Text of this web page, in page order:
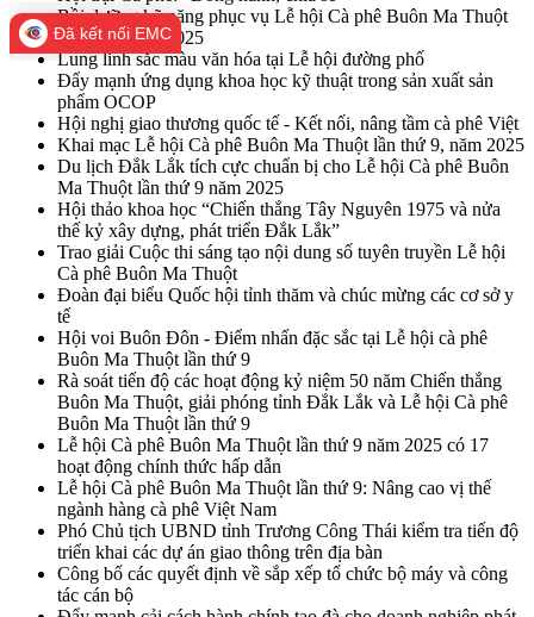
Bồi dưỡng kỹ năng phục vụ Lễ hội Cà phê Buôn Ma Thuột
lần thứ 9 năm 2025
Lung linh sắc màu văn hóa tại Lễ hội đường phố
Đẩy mạnh ứng dụng khoa học kỹ thuật trong sản xuất sản
phẩm OCOP
Hội nghị giao thương quốc tế - Kết nối, nâng tầm cà phê Việt
Khai mạc Lễ hội Cà phê Buôn Ma Thuột lần thứ 9, năm 2025
Du lịch Đắk Lắk tích cực chuẩn bị cho Lễ hội Cà phê Buôn
Ma Thuột lần thứ 9 năm 2025
Hội thảo khoa học “Chiến thắng Tây Nguyên 1975 và nửa
thế kỷ xây dựng, phát triển Đắk Lắk”
Trao giải Cuộc thi sáng tạo nội dung số tuyên truyền Lễ hội
Cà phê Buôn Ma Thuột
Đoàn đại biểu Quốc hội tỉnh thăm và chúc mừng các cơ sở y
tế
Hội voi Buôn Đôn - Điểm nhấn đặc sắc tại Lễ hội cà phê
Buôn Ma Thuột lần thứ 9
Rà soát tiến độ các hoạt động kỷ niệm 50 năm Chiến thắng
Buôn Ma Thuột, giải phóng tỉnh Đắk Lắk và Lễ hội Cà phê
Buôn Ma Thuột lần thứ 9
Lễ hội Cà phê Buôn Ma Thuột lần thứ 9 năm 2025 có 17
hoạt động chính thức hấp dẫn
Lễ hội Cà phê Buôn Ma Thuột lần thứ 9: Nâng cao vị thế
ngành hàng cà phê Việt Nam
Phó Chủ tịch UBND tỉnh Trương Công Thái kiểm tra tiến độ
triển khai các dự án giao thông trên địa bàn
Công bố các quyết định về sắp xếp tổ chức bộ máy và công
tác cán bộ
Đã kết nối EMC